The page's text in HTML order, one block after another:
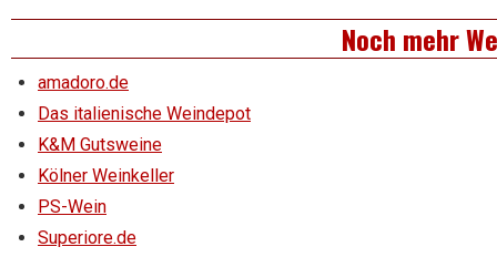
Noch mehr
amadoro.de
Das italienische Weindepot
K&M Gutsweine
Kölner Weinkeller
PS-Wein
Superiore.de